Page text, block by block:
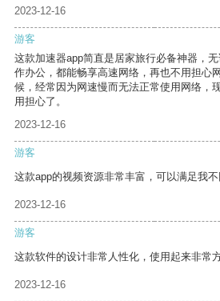
2023-12-16
游客
这款加速器app简直是居家旅行必备神器，
作办公，都能畅享高速网络，再也不用担心
候，经常因为网速慢而无法正常使用网络，
用担心了。
2023-12-16
游客
这款app的视频资源非常丰富，可以满足我不
2023-12-16
游客
这款软件的设计非常人性化，使用起来非常方
2023-12-16